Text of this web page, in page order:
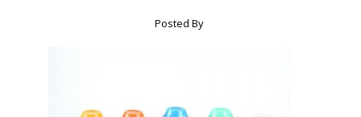
Posted By